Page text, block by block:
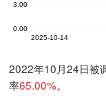
2022年10月24日被
率65.00%。